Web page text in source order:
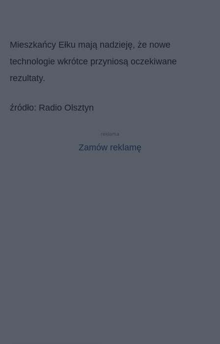
Mieszkańcy Ełku mają nadzieję, że nowe
technologie wkrótce przyniosą oczekiwane
rezultaty.
źródło: Radio Olsztyn
reklama
Zamów reklamę